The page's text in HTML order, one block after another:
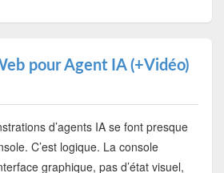
pour Agent IA (+Vidéo)
d’agents IA se font presque
C’est logique. La console
graphique, pas d’état visuel,